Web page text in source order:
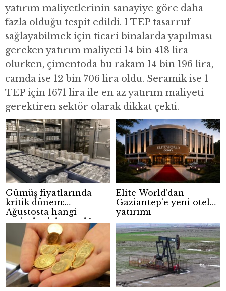
yatırım maliyetlerinin sanayiye göre daha
fazla olduğu tespit edildi. 1 TEP tasarruf
sağlayabilmek için ticari binalarda yapılması
gereken yatırım maliyeti 14 bin 418 lira
olurken, çimentoda bu rakam 14 bin 196 lira,
camda ise 12 bin 706 lira oldu. Seramik ise 1
TEP için 1671 lira ile en az yatırım maliyeti
gerektiren sektör olarak dikkat çekti.
Gümüş fiyatlarında
kritik dönem:
Ağustosta hangi
seviyeler izlenecek?
Elite World’dan
Gaziantep’e yeni otel
yatırımı